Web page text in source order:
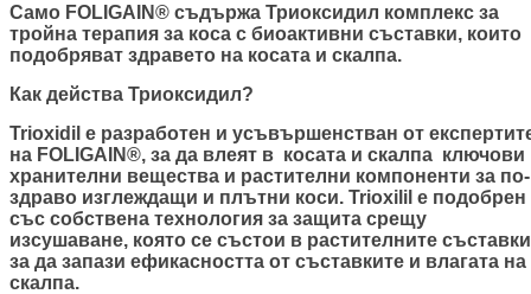
Само FOLIGAIN® съдържа Триоксидил комплекс за
тройна терапия за коса с биоактивни съставки, които
подобряват здравето на косата и скалпа.
Как действа Триоксидил?
Trioxidil е разработен и усъвършенстван от
на FOLIGAIN®, за да влеят в косата и скалпа ключови
хранителни вещества и растителни компоненти за по-
здраво изглеждащи и плътни коси. Trioxilil е подобрен
със собствена технология за защита срещу
изсушаване, която се състои в растителните
за да запази ефикасността от съставките и влагата на
скалпа.